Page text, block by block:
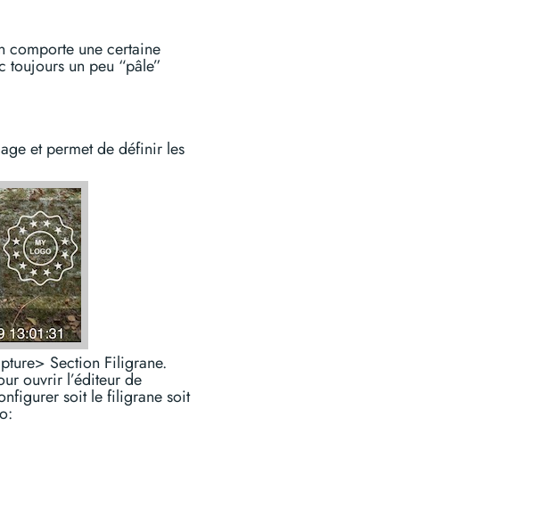
comporte une certaine
toujours un peu “pâle”
et permet de définir les
Section Filigrane.
ouvrir l’éditeur de
soit le filigrane soit